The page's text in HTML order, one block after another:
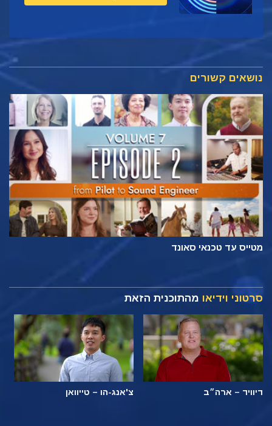
נושאים קשורים
מטייס עד טכנאי סאונד
סרטוני וידיאו מהתוכנית הזאת
דיוויד – ארה״ב צ'אנג-הו – טייוואן